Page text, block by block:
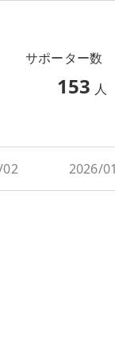
サポーター数
153 人
02 2026/01